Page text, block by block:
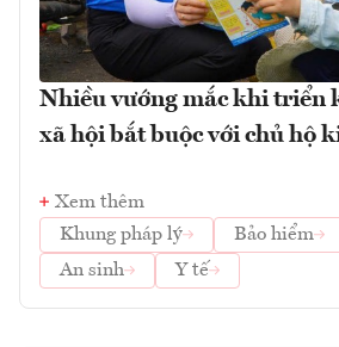
Nhiều vướng mắc khi triển
xã hội bắt buộc với chủ hộ
Xem thêm
Khung pháp lý
Bảo hiểm
An sinh
Y tế